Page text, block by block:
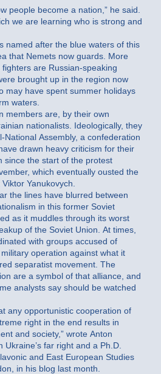
people become a nation,” he said.
we are learning who is strong and
named after the blue waters of this
that Nemets now guards. More
are Russian-speaking
brought up in the region now
may have spent summer holidays
waters.
members are, by their own
nationalists. Ideologically, they
National Assembly, a confederation
drawn heavy criticism for their
since the start of the protest
which eventually ousted the
Yanukovych.
the lines have blurred between
in this former Soviet
as it muddles through its worst
of the Soviet Union. At times,
with groups accused of
operation against what it
separatist movement. The
are a symbol of that alliance, and
analysts say should be watched
any opportunistic cooperation of
right in the end results in
and society,” wrote Anton
far right and a Ph.D.
and East European Studies
in his blog last month.